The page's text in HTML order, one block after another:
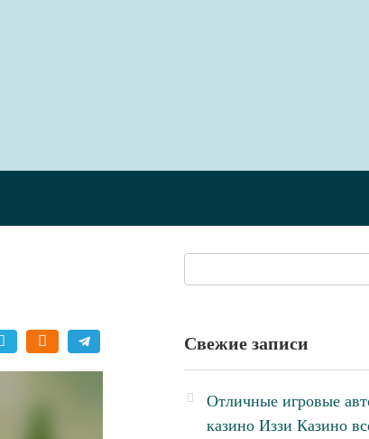
Свежие записи
Отличные игровые
казино Иззи Казино